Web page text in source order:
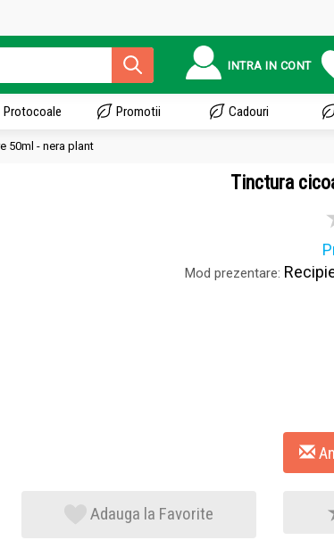
INTRA IN CONT
Protocoale Promotii Cadouri
50ml - nera plant
Tinctura
Mod prezentare:
Adauga la Favorite